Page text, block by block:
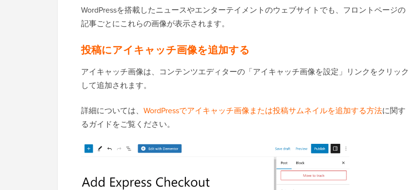
WordPressを搭載したニュースやエンターテイメントのウェブサイトでも、フロントページの
記事ごとにこれらの画像が表示されます。
投稿にアイキャッチ画像を追加する
アイキャッチ画像は、コンテンツエディターの「アイキャッチ画像を設定」リンクをクリック
して追加されます。
詳細については、 WordPressでアイキャッチ画像または投稿サムネイルを追加する方法に関す
るガイドをご覧ください。